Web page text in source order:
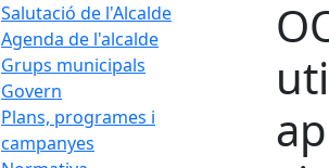
Salutació de l'Alcalde
Agenda de l'alcalde
Grups municipals
Govern
Plans, programes i
campanyes